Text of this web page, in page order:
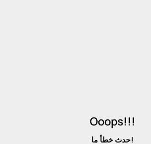
Ooops!!!
حدث خطأ ما!